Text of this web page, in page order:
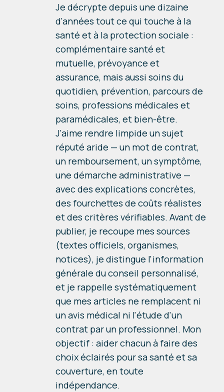
Je décrypte depuis une dizaine
d'années tout ce qui touche à la
santé et à la protection sociale :
complémentaire santé et
mutuelle, prévoyance et
assurance, mais aussi soins du
quotidien, prévention, parcours de
soins, professions médicales et
paramédicales, et bien-être.
J'aime rendre limpide un sujet
réputé aride — un mot de contrat,
un remboursement, un symptôme,
une démarche administrative —
avec des explications concrètes,
des fourchettes de coûts réalistes
et des critères vérifiables. Avant de
publier, je recoupe mes sources
(textes officiels, organismes,
notices), je distingue l'information
générale du conseil personnalisé,
et je rappelle systématiquement
que mes articles ne remplacent ni
un avis médical ni l'étude d'un
contrat par un professionnel. Mon
objectif : aider chacun à faire des
choix éclairés pour sa santé et sa
couverture, en toute
indépendance.